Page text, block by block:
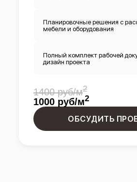
Планировочные решения с
мебели и оборудования
Полный комплект рабочей
дизайн проекта
1400 руб/м2
1000 руб/м2
ОБСУДИТЬ